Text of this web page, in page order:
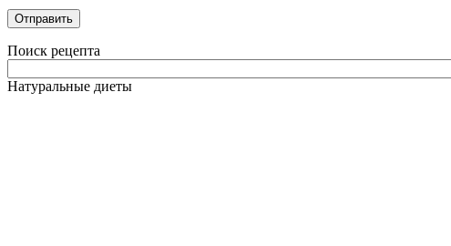
Поиск рецепта
Натуральные диеты